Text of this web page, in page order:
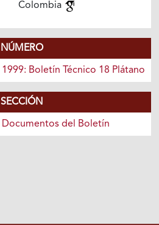
Colombia
NÚMERO
1999: Boletín Técnico 18 Plátano
SECCIÓN
Documentos del Boletín